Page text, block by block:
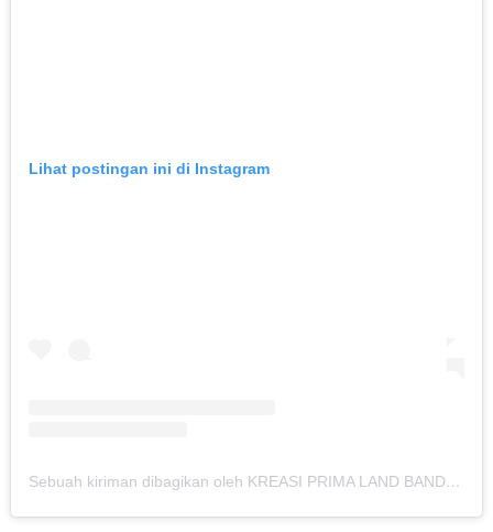
Lihat postingan ini di Instagram
Sebuah kiriman dibagikan oleh KREASI PRIMA LAND BANDUNG (@kreasiland.bandung)